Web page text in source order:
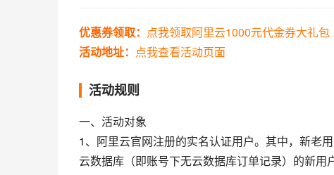
优惠券领取： 点我领取阿里云1000元代金券大礼包
活动地址： 点我查看活动页面
活动规则
一、活动对象
1、阿里云官网注册的实名认证用户。其中，新老
云数据库（即账号下无云数据库订单记录）的新用